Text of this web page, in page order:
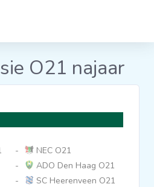
O21 najaar
-
NEC O21
-
ADO Den Haag O21
-
SC Heerenveen O21